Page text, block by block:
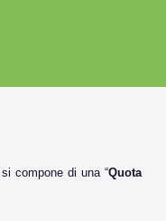
compone di una “Quota